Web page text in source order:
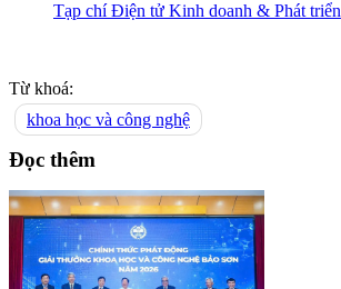
Tạp chí Điện tử Kinh doanh & Phát triển
Từ khoá:
khoa học và công nghệ
Đọc thêm